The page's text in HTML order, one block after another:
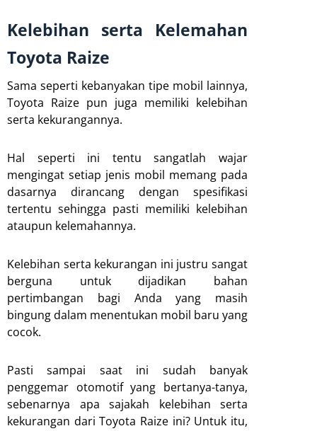
Kelebihan serta Kelemahan
Toyota Raize
Sama seperti kebanyakan tipe mobil lainnya,
Toyota Raize pun juga memiliki kelebihan
serta kekurangannya.
Hal seperti ini tentu sangatlah wajar
mengingat setiap jenis mobil memang pada
dasarnya dirancang dengan spesifikasi
tertentu sehingga pasti memiliki kelebihan
ataupun kelemahannya.
Kelebihan serta kekurangan ini justru sangat
berguna untuk dijadikan bahan
pertimbangan bagi Anda yang masih
bingung dalam menentukan mobil baru yang
cocok.
Pasti sampai saat ini sudah banyak
penggemar otomotif yang bertanya-tanya,
sebenarnya apa sajakah kelebihan serta
kekurangan dari Toyota Raize ini? Untuk itu,